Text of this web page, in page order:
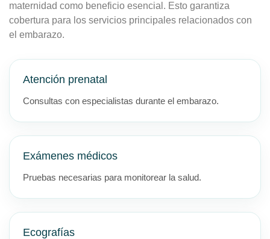
maternidad como beneficio esencial. Esto garantiza
cobertura para los servicios principales relacionados con
el embarazo.
Atención prenatal
Consultas con especialistas durante el embarazo.
Exámenes médicos
Pruebas necesarias para monitorear la salud.
Ecografías